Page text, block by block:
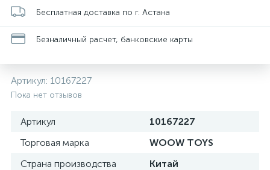
Бесплатная доставка по г. Астана
Безналичный расчет, банковские карты
Артикул: 10167227
Пока нет отзывов
Артикул
10167227
Торговая марка
WOOW TOYS
Страна производства
Китай